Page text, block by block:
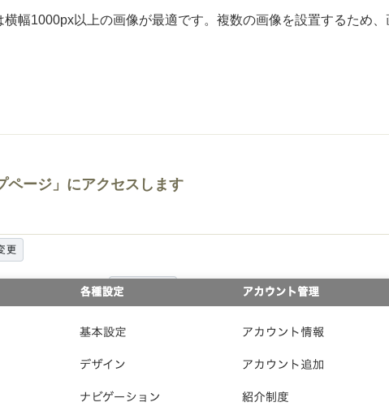
幅1000px以上の画像が最適です。複数の画像を設置するため
ページ」にアクセスします